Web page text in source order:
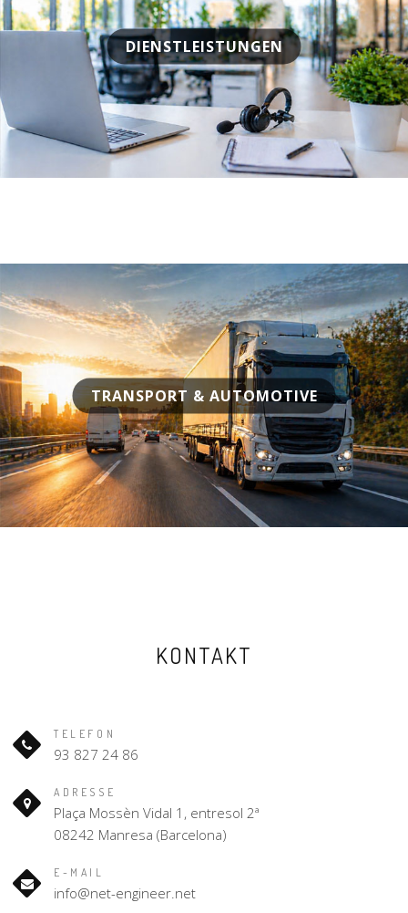
DIENSTLEISTUNGEN
TRANSPORT & AUTOMOTIVE
KONTAKT
TELEFON
93 827 24 86
ADRESSE
Plaça Mossèn Vidal 1, entresol 2ª
08242 Manresa (Barcelona)
E-MAIL
info@net-engineer.net